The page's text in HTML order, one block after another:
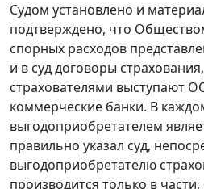
Судом установлено и
подтверждено, что
спорных расходов
и в суд договоры
страхователями выступают
коммерческие банки. В
выгодоприобретателем
правильно указал суд,
выгодоприобретателю
производится только в